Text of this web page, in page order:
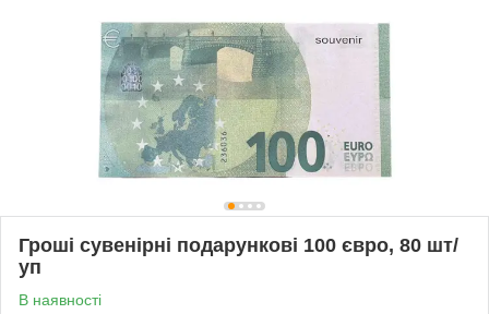
Гроші сувенірні подарункові 100 євро, 80 шт/
уп
В наявності